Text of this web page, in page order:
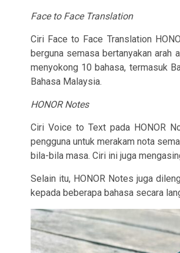
Face to Face Translation
Ciri Face to Face Translation
berguna semasa bertanyakan arah
menyokong 10 bahasa, termasuk
Bahasa Malaysia.
HONOR Notes
Ciri Voice to Text pada HONOR
pengguna untuk merakam nota
bila-bila masa. Ciri ini juga
Selain itu, HONOR Notes juga
kepada beberapa bahasa secara